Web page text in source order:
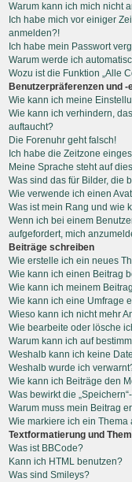
Warum kann ich mich nicht
Ich habe mich vor einiger
anmelden?!
Ich habe mein Passwort
Warum werde ich
Wozu ist die Funktion „Alle
Benutzerpräferenzen und -
Wie kann ich meine
Wie kann ich verhindern,
auftaucht?
Die Forenuhr geht falsch!
Ich habe die Zeitzone
Meine Sprache steht auf
Was sind das für Bilder, die
Wie verwende ich einen
Was ist mein Rang und wie
Wenn ich bei einem
aufgefordert, mich
Beiträge schreiben
Wie erstelle ich ein neues
Wie kann ich einen Beitrag
Wie kann ich meinem
Wie kann ich eine Umfrage
Wieso kann ich nicht mehr
Wie bearbeite oder lösche
Warum kann ich auf
Weshalb kann ich keine
Weshalb wurde ich
Wie kann ich Beiträge den
Was bewirkt die
Warum muss mein Beitrag
Wie markiere ich ein Thema
Textformatierung und
Was ist BBCode?
Kann ich HTML benutzen?
Was sind Smileys?